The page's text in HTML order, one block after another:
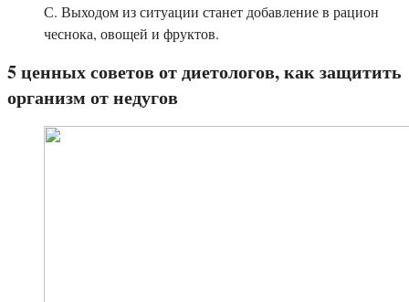
С. Выходом из ситуации станет добавление в рацион
чеснока, овощей и фруктов.
5 ценных советов от диетологов, как защитить
организм от недугов